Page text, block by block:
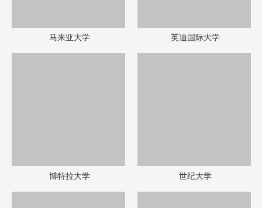
马来亚大学 英迪国际大学
博特拉大学 世纪大学